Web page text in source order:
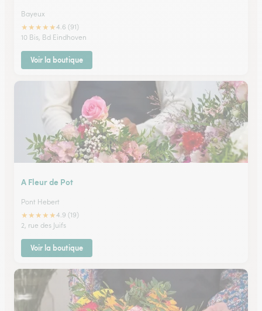
Bayeux
★★★★★4.6 (91)
10 Bis, Bd Eindhoven
Voir la boutique
A Fleur de Pot
Pont Hebert
★★★★★4.9 (19)
2, rue des Juifs
Voir la boutique